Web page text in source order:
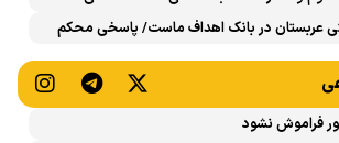
فکری رهبر شهید، امام خامنه‌ای» برگزار
عربستان در بانک اهداف ماست/ پاسخی محکم
فراموش نشود